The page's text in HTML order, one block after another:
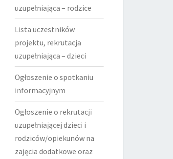
uzupełniająca – rodzice
Lista uczestników
projektu, rekrutacja
uzupełniająca – dzieci
Ogłoszenie o spotkaniu
informacyjnym
Ogłoszenie o rekrutacji
uzupełniającej dzieci i
rodziców/opiekunów na
zajęcia dodatkowe oraz